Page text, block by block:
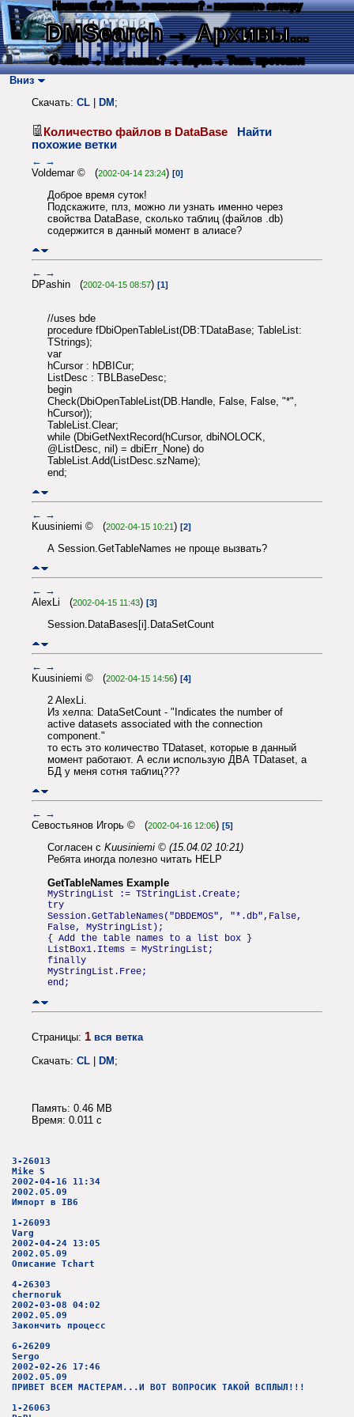
Нашли баг? Есть пожелания? - напишите автору
DMSearch→ Архивы...
О сайте → Как искать? → Карта → Текс. протокол
Вниз
Скачать: CL DM ;
Количество файлов в DataBase
Найти
похожие ветки
← →
Voldemar © (2002-04-14 23:24) [0]
Доброе время суток!
Подскажите, плз, можно ли узнать именно через
свойства DataBase, сколько таблиц (файлов .db)
содержится в данный момент в алиасе?
← →
DPashin (2002-04-15 08:57) [1]
//uses bde
procedure fDbiOpenTableList(DB:TDataBase; TableList:
TStrings);
var
hCursor : hDBICur;
ListDesc : TBLBaseDesc;
begin
Check(DbiOpenTableList(DB.Handle, False, False, "*",
hCursor));
TableList.Clear;
while (DbiGetNextRecord(hCursor, dbiNOLOCK,
@ListDesc, nil) = dbiErr_None) do
TableList.Add(ListDesc.szName);
end;
← →
Kuusiniemi © (2002-04-15 10:21) [2]
А Session.GetTableNames не проще вызвать?
← →
AlexLi (2002-04-15 11:43) [3]
Session.DataBases[i].DataSetCount
← →
Kuusiniemi © (2002-04-15 14:56) [4]
2 AlexLi.
Из хелпа: DataSetCount - "Indicates the number of
active datasets associated with the connection
component."
то есть это количество TDataset, которые в данный
момент работают. А если использую ДВА TDataset, а
БД у меня сотня таблиц???
← →
Севостьянов Игорь © (2002-04-16 12:06) [5]
Согласен с Kuusiniemi © (15.04.02 10:21)
Ребята иногда полезно читать HELP
GetTableNames Example
MyStringList := TStringList.Create;
try
Session.GetTableNames("DBDEMOS", "*.db",False,
False, MyStringList);
{ Add the table names to a list box }
ListBox1.Items = MyStringList;
finally
MyStringList.Free;
end;
Страницы: 1 вся ветка
Скачать: CL | DM;
Память: 0.46 MB
Время: 0.011 c
3-26013
Mike S
2002-04-16 11:34
2002.05.09
Импорт в IB6
1-26093
Varg
2002-04-24 13:05
2002.05.09
Описание Tchart
4-26303
chernoruk
2002-03-08 04:02
2002.05.09
Закончить процесс
6-26209
Sergo
2002-02-26 17:46
2002.05.09
ПРИВЕТ ВСЕМ МАСТЕРАМ...И ВОТ ВОПРОСИК ТАКОЙ ВСПЛЫЛ!!!
1-26063